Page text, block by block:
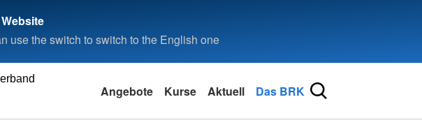
use the switch to switch to the English one
Angebote Kurse Aktuell Das BRK